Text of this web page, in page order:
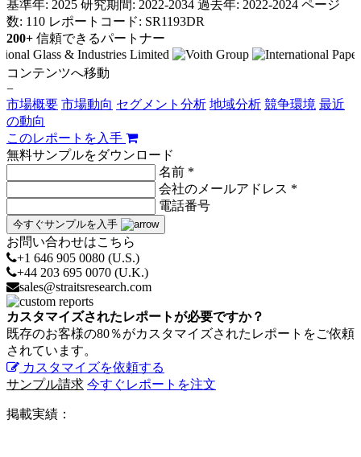
基準年: 2025 研究期間: 2022-2034 過去年: 2022-2024 ページ
数: 110 レポートコード: SR1193DR
200+ 信頼できるパートナー
コンテンツへ移動
−
市場概要 市場動向 セグメント分析 地域分析 競争環境 最近
の動向
このレポートを入手
無料サンプルをダウンロード
名前 *
会社のメールアドレス *
電話番号
今すぐサンプルを入手
お問い合わせはこちら
+1 646 905 0080 (U.S.)
+44 203 695 0070 (U.K.)
sales@straitsresearch.com
カスタマイズされたレポートが必要ですか？
既存のお客様の80％がカスタマイズされたレポートをご依頼
されています。
カスタマイズを依頼する
サンプル請求 今すぐレポートを注文
掲載実績：